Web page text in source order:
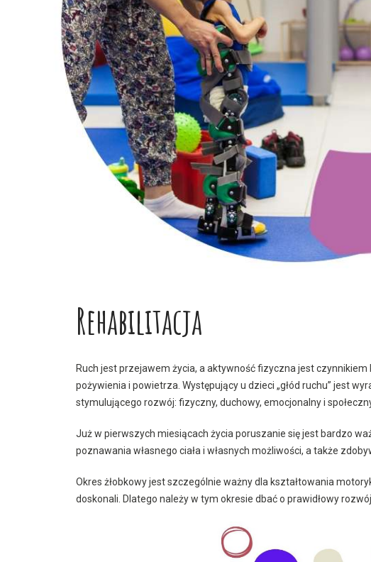
Rehabilitacja
Ruch jest przejawem życia, a aktywność fizyczna jest
pożywienia i powietrza. Występujący u dzieci „głód ruchu” jest
stymulującego rozwój: fizyczny, duchowy, emocjonalny i
Już w pierwszych miesiącach życia poruszanie się jest bardzo
poznawania własnego ciała i własnych możliwości, a także
Okres żłobkowy jest szczególnie ważny dla kształtowania
doskonali. Dlatego należy w tym okresie dbać o prawidłowy